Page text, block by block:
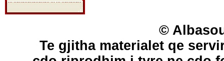
©
Te gjitha materialet qe